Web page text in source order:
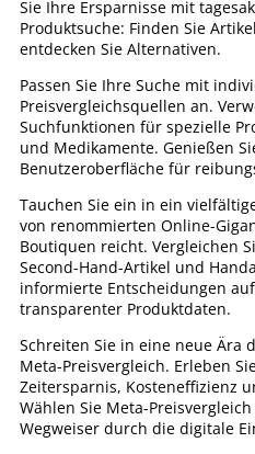
Sie Ihre Ersparnisse mit
Produktsuche: Finden Sie
entdecken Sie Alternativen.
Passen Sie Ihre Suche mit
Preisvergleichsquellen an.
Suchfunktionen für spezielle
und Medikamente. Genießen
Benutzeroberfläche für
Tauchen Sie ein in ein
von renommierten Online-
Boutiquen reicht. Vergleichen
Second-Hand-Artikel und
informierte Entscheidungen
transparenter Produktdaten.
Schreiten Sie in eine neue Ära
Meta-Preisvergleich. Erleben
Zeitersparnis, Kosteneffizienz
Wählen Sie Meta-
Wegweiser durch die digitale